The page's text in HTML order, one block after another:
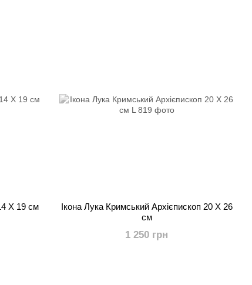
Х 19 см
Ікона Лука Кримський Архієпископ 20 Х 26
см
1 250 грн